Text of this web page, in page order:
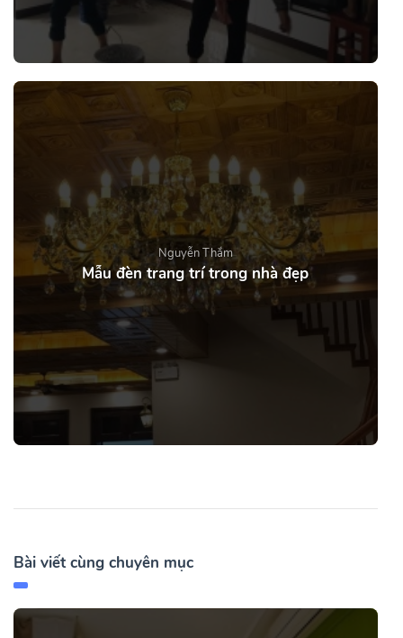
Nguyễn Thắm
Mẫu đèn trang trí trong nhà đẹp
Bài viết cùng chuyên mục